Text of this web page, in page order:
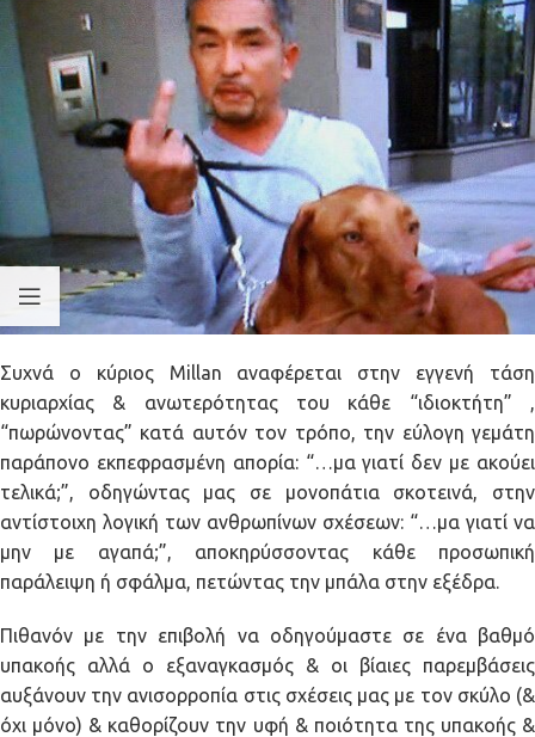
Συχνά ο κύριος Millan αναφέρεται στην εγγενή τάση
κυριαρχίας & ανωτερότητας του κάθε “ιδιοκτήτη” ,
“πωρώνοντας” κατά αυτόν τον τρόπο, την εύλογη γεμάτη
παράπονο εκπεφρασμένη απορία: “…μα γιατί δεν με ακούει
τελικά;”, οδηγώντας μας σε μονοπάτια σκοτεινά, στην
αντίστοιχη λογική των ανθρωπίνων σχέσεων: “…μα γιατί να
μην με αγαπά;”, αποκηρύσσοντας κάθε προσωπική
παράλειψη ή σφάλμα, πετώντας την μπάλα στην εξέδρα.
Πιθανόν με την επιβολή να οδηγούμαστε σε ένα βαθμό
υπακοής αλλά ο εξαναγκασμός & οι βίαιες παρεμβάσεις
αυξάνουν την ανισορροπία στις σχέσεις μας με τον σκύλο (&
όχι μόνο) & καθορίζουν την υφή & ποιότητα της υπακοής &